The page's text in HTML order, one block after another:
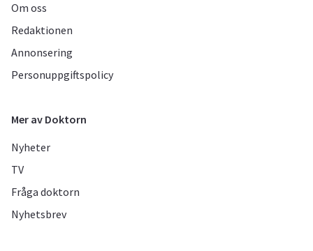
Om oss
Redaktionen
Annonsering
Personuppgiftspolicy
Mer av Doktorn
Nyheter
TV
Fråga doktorn
Nyhetsbrev